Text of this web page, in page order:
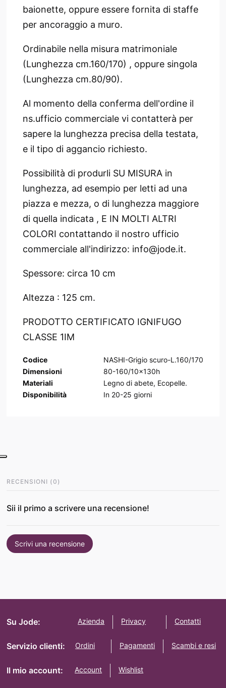
baionette, oppure essere fornita di staffe
per ancoraggio a muro.
Ordinabile nella misura matrimoniale
(Lunghezza cm.160/170) , oppure singola
(Lunghezza cm.80/90).
Al momento della conferma dell'ordine il
ns.ufficio commerciale vi contatterà per
sapere la lunghezza precisa della testata,
e il tipo di aggancio richiesto.
Possibilità di produrli SU MISURA in
lunghezza, ad esempio per letti ad una
piazza e mezza, o di lunghezza maggiore
di quella indicata , E IN MOLTI ALTRI
COLORI contattando il nostro ufficio
commerciale all'indirizzo: info@jode.it.
Spessore: circa 10 cm
Altezza : 125 cm.
PRODOTTO CERTIFICATO IGNIFUGO
CLASSE 1IM
Codice
NASHI-Grigio scuro-L.160/170
Dimensioni
80-160/10x130h
Materiali
Legno di abete, Ecopelle.
Disponibilità
In 20-25 giorni
RECENSIONI (0 )
Sii il primo a scrivere una recensione!
Scrivi una recensione
Su Jode: Azienda Privacy Contatti
Servizio clienti: Ordini Pagamenti Scambi e resi
Il mio account: Account Wishlist